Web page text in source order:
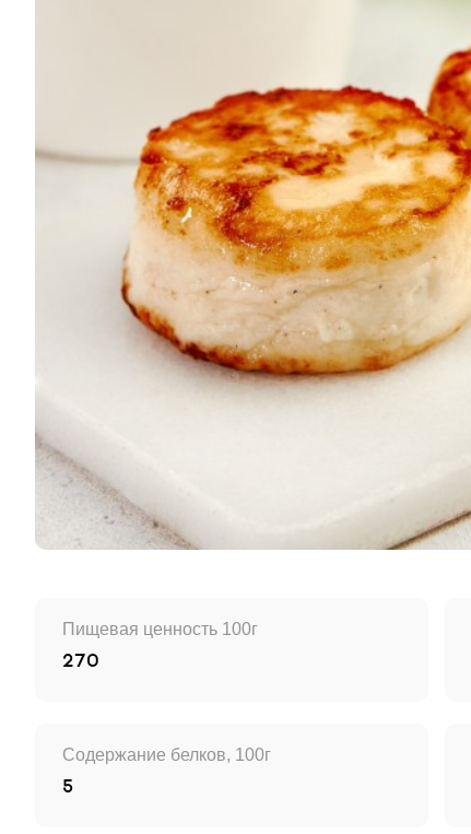
Пищевая ценность 100г
270
Содержание белков, 100г
5